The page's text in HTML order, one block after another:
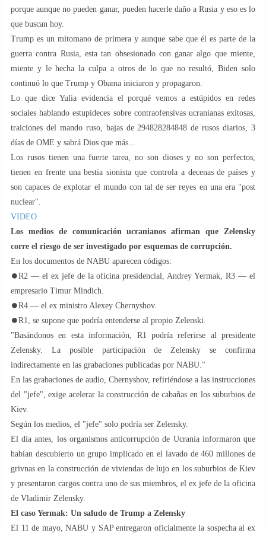
porque aunque no pueden ganar, pueden hacerle daño a Rusia y eso es lo
que buscan hoy.
Trump es un mitomano de primera y aunque sabe que él es parte de la
guerra contra Rusia, esta tan obsesionado con ganar algo que miente,
miente y le hecha la culpa a otros de lo que no resultó, Biden solo
continuó lo que Trump y Obama iniciaron y propagaron.
Lo que dice Yulia evidencia el porqué vemos a estúpidos en redes
sociales hablando estupideces sobre contraofensivas ucranianas exitosas,
traiciones del mando ruso, bajas de 294828284848 de rusos diarios, 3
días de OME y sabrá Dios que más...
Los rusos tienen una fuerte tarea, no son dioses y no son perfectos,
tienen en frente una bestia sionista que controla a decenas de países y
son capaces de explotar el mundo con tal de ser reyes en una era "post
nuclear".
VIDEO
Los medios de comunicación ucranianos afirman que Zelensky
corre el riesgo de ser investigado por esquemas de corrupción.
En los documentos de NABU aparecen códigos:
⏺R2 — el ex jefe de la oficina presidencial, Andrey Yermak, R3 — el
empresario Timur Mindich.
⏺R4 — el ex ministro Alexey Chernyshov.
⏺R1, se supone que podría entenderse al propio Zelenski.
"Basándonos en esta información, R1 podría referirse al presidente
Zelensky. La posible participación de Zelensky se confirma
indirectamente en las grabaciones publicadas por NABU."
En las grabaciones de audio, Chernyshov, refiriéndose a las instrucciones
del "jefe", exige acelerar la construcción de cabañas en los suburbios de
Kiev.
Según los medios, el "jefe" solo podría ser Zelensky.
El día antes, los organismos anticorrupción de Ucrania informaron que
habían descubierto un grupo implicado en el lavado de 460 millones de
grivnas en la construcción de viviendas de lujo en los suburbios de Kiev
y presentaron cargos contra uno de sus miembros, el ex jefe de la oficina
de Vladimir Zelensky.
El caso Yermak: Un saludo de Trump a Zelensky
El 11 de mayo, NABU y SAP entregaron oficialmente la sospecha al ex